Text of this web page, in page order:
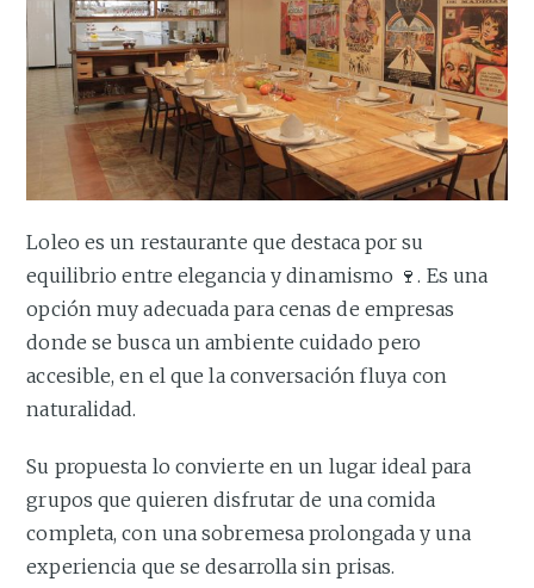
Loleo es un restaurante que destaca por su
equilibrio entre elegancia y dinamismo 🍷. Es una
opción muy adecuada para cenas de empresas
donde se busca un ambiente cuidado pero
accesible, en el que la conversación fluya con
naturalidad.
Su propuesta lo convierte en un lugar ideal para
grupos que quieren disfrutar de una comida
completa, con una sobremesa prolongada y una
experiencia que se desarrolla sin prisas.